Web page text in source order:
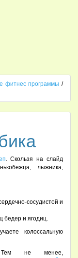
фитнес программы /
. Скользя на слайд
лыжника,
сосудистой и
бедер и ягодиц.
колоссальную
Тем не менее,